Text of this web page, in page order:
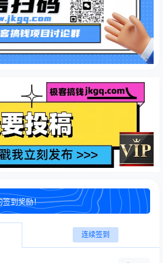
签到奖励！
连续签到